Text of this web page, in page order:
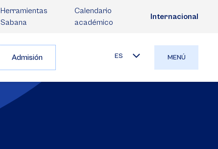
Herramientas
Sabana
Calendario
académico
Internacional
Admisión ES MENÚ